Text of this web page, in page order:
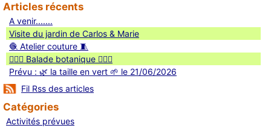
Articles récents
A venir.......
Visite du jardin de Carlos & Marie
🧶 Atelier couture 🧵
🚶🏻‍♀️ Balade botanique 🚶🏻‍♂️
Prévu : 🌿 la taille en vert 🌱 le 21/06/2026
Fil Rss des articles
Catégories
Activités prévues